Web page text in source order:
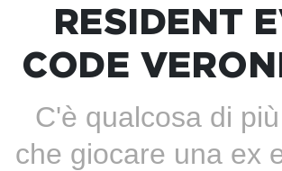
RESIDENT
CODE
C'è qualcosa di
che giocare una ex